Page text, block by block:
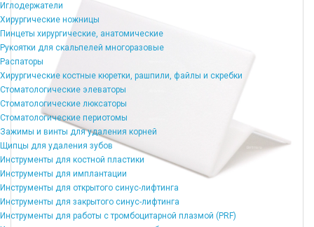
Иглодержатели
Хирургические ножницы
Пинцеты хирургические, анатомические
Рукоятки для скальпелей многоразовые
Распаторы
Хирургические костные кюретки, рашпили, файлы и скребки
Стоматологические элеваторы
Стоматологические люксаторы
Стоматологические периотомы
Зажимы и винты для удаления корней
Щипцы для удаления зубов
Инструменты для костной пластики
Инструменты для имплантации
Инструменты для открытого синус-лифтинга
Инструменты для закрытого синус-лифтинга
Инструменты для работы с тромбоцитарной плазмой (PRF)